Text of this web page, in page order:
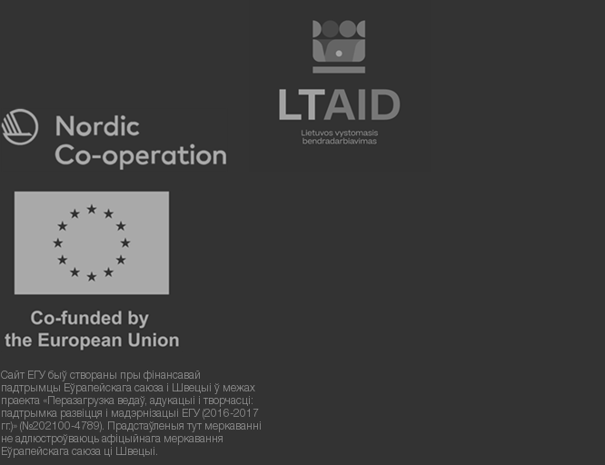
Сайт ЕГУ быў створаны пры фінансавай
падтрымцы Еўрапейскага саюза і Швецыі ў межах
праекта «Перазагрузка ведаў, адукацыі і творчасці:
падтрымка развіцця і мадэрнізацыі ЕГУ (2016-2017
гг.)» (№202100-4789). Прадстаўленыя тут меркаванні
не адлюстроўваюць афіцыйнага меркавання
Еўрапейскага саюза ці Швецыі.